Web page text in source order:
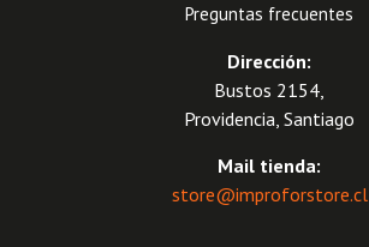
Preguntas frecuentes
Dirección:
Bustos 2154,
Providencia, Santiago
Mail tienda:
store@improforstore.cl